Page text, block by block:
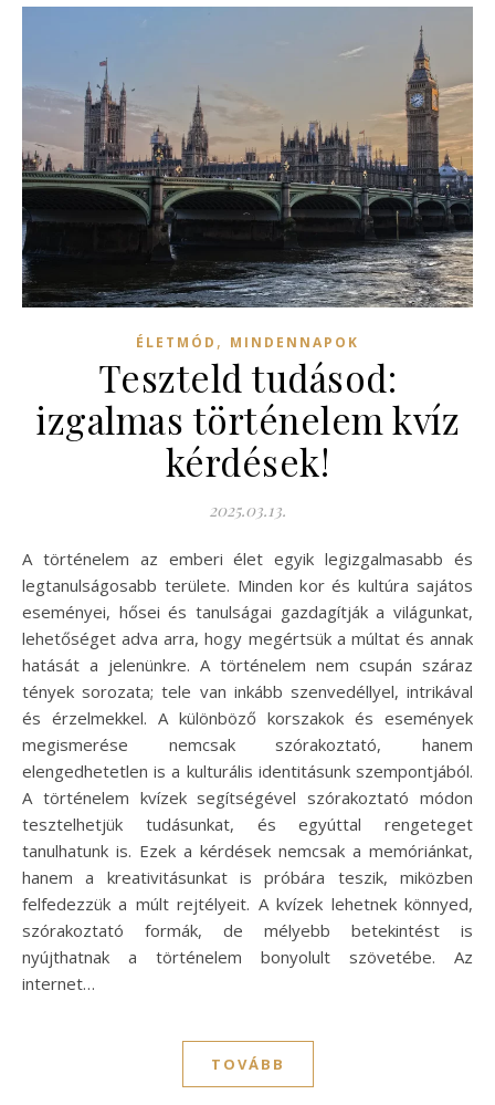
ÉLETMÓD , MINDENNAPOK
Teszteld tudásod:
izgalmas történelem kvíz
kérdések!
2025.03.13.
A történelem az emberi élet egyik legizgalmasabb és
legtanulságosabb területe. Minden kor és kultúra sajátos
eseményei, hősei és tanulságai gazdagítják a világunkat,
lehetőséget adva arra, hogy megértsük a múltat és annak
hatását a jelenünkre. A történelem nem csupán száraz
tények sorozata; tele van inkább szenvedéllyel, intrikával
és érzelmekkel. A különböző korszakok és események
megismerése nemcsak szórakoztató, hanem
elengedhetetlen is a kulturális identitásunk szempontjából.
A történelem kvízek segítségével szórakoztató módon
tesztelhetjük tudásunkat, és egyúttal rengeteget
tanulhatunk is. Ezek a kérdések nemcsak a memóriánkat,
hanem a kreativitásunkat is próbára teszik, miközben
felfedezzük a múlt rejtélyeit. A kvízek lehetnek könnyed,
szórakoztató formák, de mélyebb betekintést is
nyújthatnak a történelem bonyolult szövetébe. Az
internet…
TOVÁBB